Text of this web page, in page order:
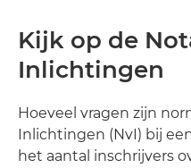
Kijk op de
Inlichtingen
Hoeveel vragen zijn
Inlichtingen (NvI) bij
het aantal inschrijvers